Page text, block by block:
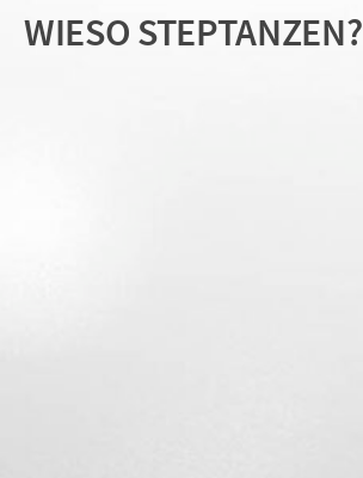
WIESO STEPTANZEN?